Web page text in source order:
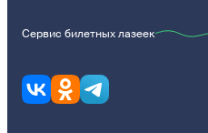
Сервис билетных лазеек